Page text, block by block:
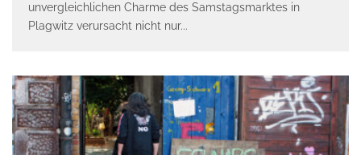
unvergleichlichen Charme des Samstagsmarktes in
Plagwitz verursacht nicht nur...